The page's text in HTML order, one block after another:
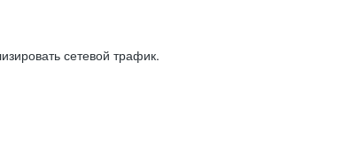
сетевой трафик.